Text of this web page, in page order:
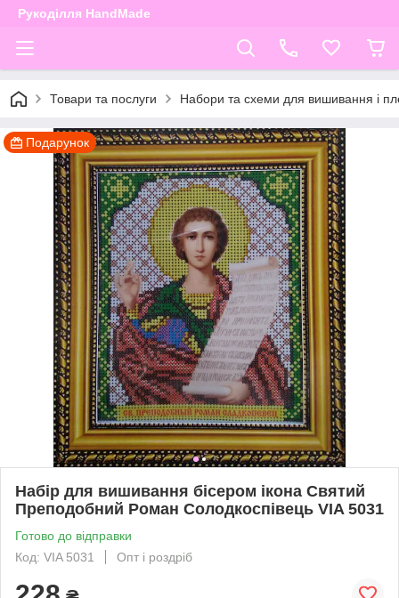
Рукоділля HandMade
Товари та послуги Набори та схеми для вишивання і
Подарунок
Набір для вишивання бісером ікона Святий
Преподобний Роман Солодкоспівець VIA 5031
Готово до відправки
Код: VIA 5031
Опт і роздріб